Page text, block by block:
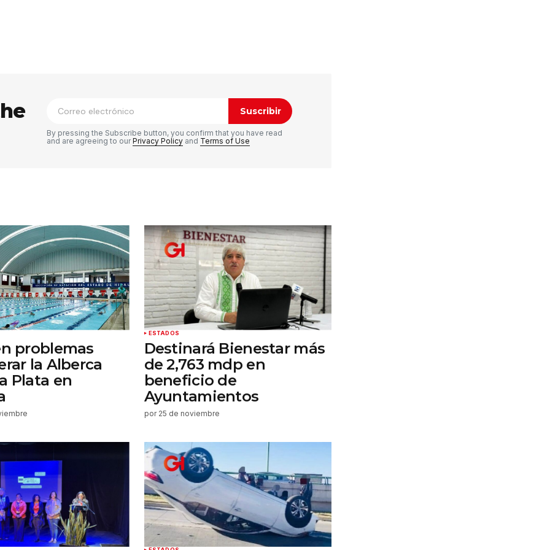
la
Suscribir
By pressing the Subscribe button, you confirm that you have read
and are agreeing to ourPrivacy Policy and Terms of Use
problemas
la Alberca
Plata en
ESTADOS
Destinará Bienestar más
de 2,763 mdp en
beneficio de
Ayuntamientos
por 25 de noviembre